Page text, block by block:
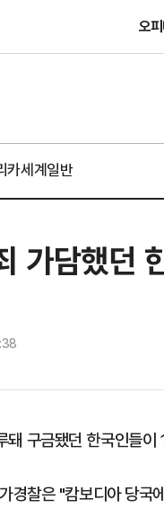
오
카세계일반
가담했던
구금됐던 한국인들
경찰은 "캄보디아 당